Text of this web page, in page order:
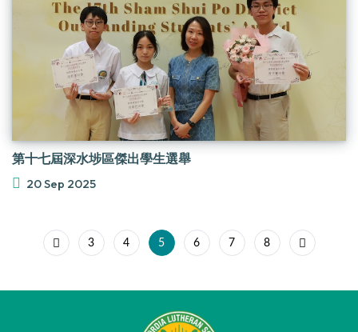
第十七屆深水埗區傑出學生選舉
20 Sep 2025
3 4 5 6 7 8